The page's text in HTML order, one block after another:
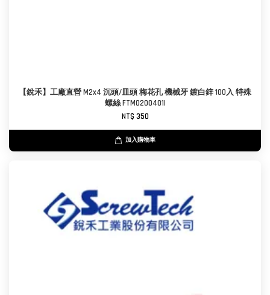
【銳禾】工廠直營 M2x4 沉頭/皿頭 梅花孔 機械牙 鍍白鋅 100入 特殊
螺絲 FTM0200401I
NT$ 350
加入購物車